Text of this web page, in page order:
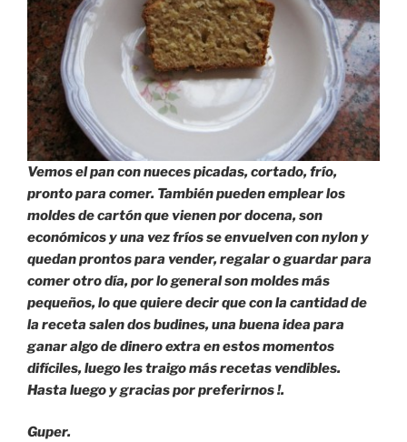
Vemos el pan con nueces picadas, cortado, frío,
pronto para comer. También pueden emplear los
moldes de cartón que vienen por docena, son
económicos y una vez fríos se envuelven con nylon y
quedan prontos para vender, regalar o guardar para
comer otro día, por lo general son moldes más
pequeños, lo que quiere decir que con la cantidad de
la receta salen dos budines, una buena idea para
ganar algo de dinero extra en estos momentos
difíciles, luego les traigo más recetas vendibles.
Hasta luego y gracias por preferirnos !.
Guper.